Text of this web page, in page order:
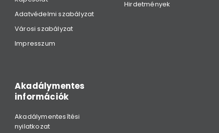
Adatvédelmi szabályzat
Városi szabályzat
Impresszum
Hirdetmények
Akadálymentes
információk
Akadálymentesítési
nyilatkozat